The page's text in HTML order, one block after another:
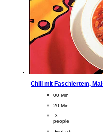
Chili mit Faschiertem,
CookingTime
00 Min
PreparationTime
20 Min
Servings
3
people
Difficulty